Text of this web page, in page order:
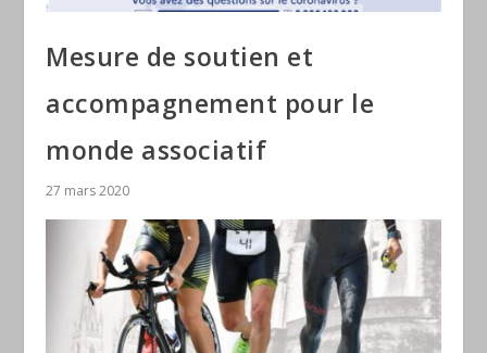
Mesure de soutien et
accompagnement pour le
monde associatif
27 mars 2020